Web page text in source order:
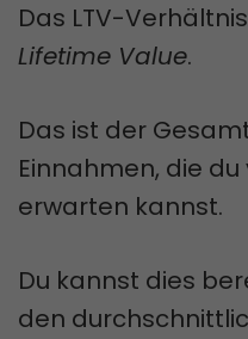
Das LTV-
Lifetime Value.
Das ist der
Einnahmen, die
erwarten kannst.
Du kannst dies
den